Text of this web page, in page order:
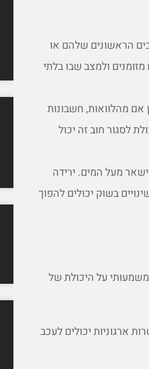
הראשונים שלהם או
ולמצב שבו בלתי
אם מהלוואות, חשבונות
לסגור חוב זה יכול
מעל המים. ירידה
בשוק יכולים להפוך
משמעותי על היכולת של
ארגוניות יכולים לעכב